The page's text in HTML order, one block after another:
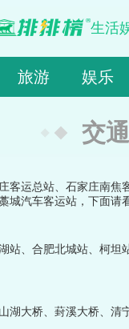
生活
旅游 娱乐
交
运总站、石家庄南
汽车客运站，下面请
、合肥北城站、柯
大桥、葑溪大桥、